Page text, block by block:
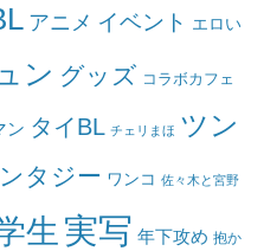
アニメ イベント エロい
ン グッズ コラボカフェ
ン タイBL チェリまほ ツン
タジー ワンコ 佐々木と宮野
生 実写 年下攻め 抱か